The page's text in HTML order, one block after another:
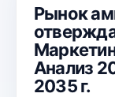
Рынок
Анализ
2035 г.